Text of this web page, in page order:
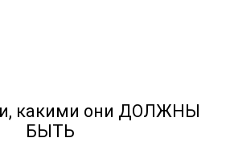
какими они ДОЛЖНЫ
БЫТЬ